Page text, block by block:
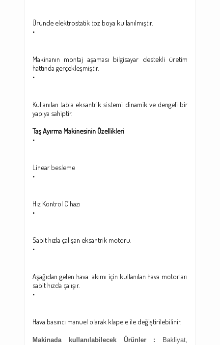
Üründe elektrostatik toz boya kullanılmıştır.
•
Makinanın montaj aşaması bilgisayar destekli üretim
hattında gerçekleşmiştir.
•
Kullanılan tabla eksantrik sistemi dinamik ve dengeli bir
yapıya sahiptir.
Taş Ayırma Makinesinin Özellikleri
•
Linear besleme
•
Hız Kontrol Cihazı
•
Sabit hızla çalışan eksantrik motoru.
•
Aşağıdan gelen hava akımı için kullanılan hava motorları
sabit hızda çalışır.
•
Hava basıncı manuel olarak klapele ile değiştirilebilinir.
Makinada kullanılabilecek Ürünler : Bakliyat,